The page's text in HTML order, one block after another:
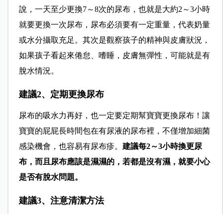
說，一天至少更換7～8次的尿布，也就是大約2～3小時
就要更換一次尿布，尿布必須要有一定重量，代表奶量
或水分攝取充足。其次是觀察孩子的精神與皮膚狀況，
如果孩子看起來倦怠、嗜睡，皮膚無彈性，可能就是有
脫水情況。
建議2、定期更換尿布
尿布的吸水力再好，也一定要定期幫寶寶更換尿布！讓
寶寶的屁屁長時間包在有尿液的尿布裡，不僅增加細菌
感染機會，也容易有尿布疹。 建議每2～3小時換更尿
布，而且尿布應該是濕濕的，若都是沒有濕，就要小心
是否有脫水問題。
建議3、注意清潔方法